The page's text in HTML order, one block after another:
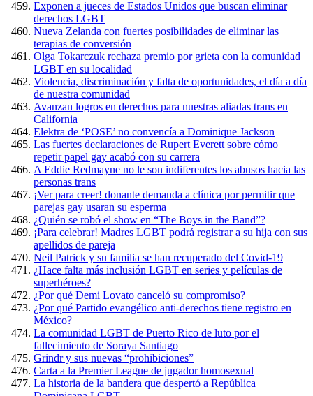
Exponen a jueces de Estados Unidos que buscan eliminar
derechos LGBT
Nueva Zelanda con fuertes posibilidades de eliminar las
terapias de conversión
Olga Tokarczuk rechaza premio por grieta con la comunidad
LGBT en su localidad
Violencia, discriminación y falta de oportunidades, el día a día
de nuestra comunidad
Avanzan logros en derechos para nuestras aliadas trans en
California
Elektra de ‘POSE’ no convencía a Dominique Jackson
Las fuertes declaraciones de Rupert Everett sobre cómo
repetir papel gay acabó con su carrera
A Eddie Redmayne no le son indiferentes los abusos hacia las
personas trans
¡Ver para creer! donante demanda a clínica por permitir que
parejas gay usaran su esperma
¿Quién se robó el show en “The Boys in the Band”?
¡Para celebrar! Madres LGBT podrá registrar a su hija con sus
apellidos de pareja
Neil Patrick y su familia se han recuperado del Covid-19
¿Hace falta más inclusión LGBT en series y películas de
superhéroes?
¿Por qué Demi Lovato canceló su compromiso?
¿Por qué Partido evangélico anti-derechos tiene registro en
México?
La comunidad LGBT de Puerto Rico de luto por el
fallecimiento de Soraya Santiago
Grindr y sus nuevas “prohibiciones”
Carta a la Premier League de jugador homosexual
La historia de la bandera que despertó a República